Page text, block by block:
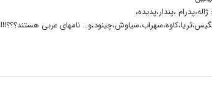
،پندار،پدیده،
نامهای عربی هستند؟؟؟!!!